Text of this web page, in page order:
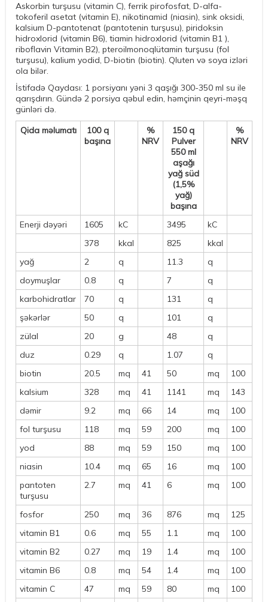
Askorbin turşusu (vitamin C), ferrik pirofosfat, D-alfa-
tokoferil asetat (vitamin E), nikotinamid (niasin), sink oksidi,
kalsium D-pantotenat (pantotenin turşusu), piridoksin
hidroxlorid (vitamin B6), tiamin hidroxlorid (vitamin B1 ),
riboflavin Vitamin B2), pteroilmonoqlütamin turşusu (fol
turşusu), kalium yodid, D-biotin (biotin). Qluten və soya izləri
ola bilər.
İstifadə Qaydası: 1 porsiyanı yəni 3 qaşığı 300-350 ml su ile
qarışdırın. Gündə 2 porsiya qəbul edin, həmçinin qeyri-məşq
günləri də.
Qida məlumatı
100 q
başına
%
NRV
150 q
Pulver
550 ml
aşağı
yağ süd
(1,5%
yağ)
başına
%
NRV
Enerji dəyəri 1605 kC 3495
kC
378
kkal 825
kkal
yağ
2 q 11.3
q
doymuşlar
0.8 q 7
q
karbohidratlar
70 q 131
q
şəkərlər
50 q 101
q
zülal
20 g 48
q
duz
0.29 q 1.07
q
biotin
20.5 mq 41 50 mq
100
kalsium
328 mq 41 1141 mq
143
dəmir
9.2 mq 66 14 mq
100
fol turşusu
118 mq 59 200 mq
100
yod
88 mq 59 150 mq
100
niasin
10.4 mq 65 16 mq
100
pantoten
turşusu
2.7 mq 41 6 mq 100
fosfor 250 mq 36 876 mq
125
vitamin B1
0.6 mq 55 1.1 mq
100
vitamin B2
0.27 mq 19 1.4 mq
100
vitamin B6
0.8 mq 54 1.4 mq
100
vitamin C
47 mq 59 80 mq
100